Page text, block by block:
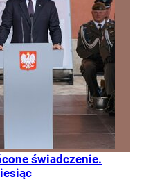
świadczenie.